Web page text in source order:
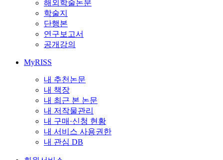
해외학술논문
학술지
단행본
연구보고서
공개강의
MyRISS
내 추천논문
내 책장
내 최근 본 논문
내 저작물관리
내 구매·신청 현황
내 서비스 사용권한
내 관심 DB